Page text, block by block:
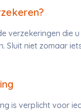
verzekeringen die
Sluit niet zomaar
is verplicht voor